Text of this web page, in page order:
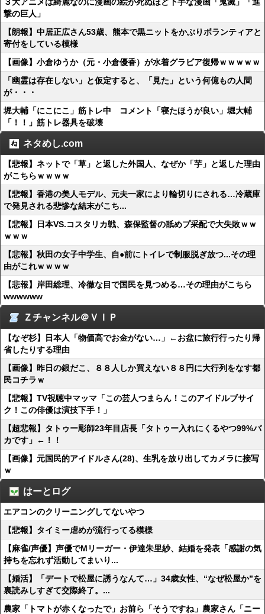
撃の巨人」
【朗報】中居正広さん53歳、熊本で黒ニットをかぶりボランティアと
寄付をしている模様
【画像】小倉ゆうか（元・小倉優香）が水着グラビア復帰ｗｗｗｗｗ
「幽霊は存在しない」と仮定すると、「見た」という何億もの人間
が・・・
堀大輔「にこにこ」筋トレ中 コメント「寝たほうが良い」堀大輔
「！！」筋トレ器具を破壊
ネタめし.com
【悲報】ネットで「草」と返した外国人、なぜか「芋」と返した理由
がこちらｗｗｗｗ
【悲報】香港の美人モデル、元夫一家により輪切りにされる…冷蔵庫
で発見される悲惨な結末がこち...
【悲報】日本VS.コスタリカ戦、森保監督の舐めプ采配で大失敗ｗｗ
ｗｗｗ
【悲報】秋田の女子中学生、自●前にトイレで制服脱ぎ放つ...その理
由がこれｗｗｗｗ
【悲報】岸田総理、冷徹な目で国民を見つめる…その理由がこちら
wwwwww
Ｚチャンネル＠ＶＩＰ
【なぞ杉】日本人「物価高でお金がない…」←お盆に旅行行ったり帰
省したりする理由
【画像】昨日の銀だこ、８８人しか買えない８８円に大行列をなす都
民コチラｗ
【悲報】TV視聴中マッマ「この芸人つまらん！このアイドルブサイ
ク！この俳優は演技下手！」
【超悲報】タトゥー彫師23年目店長「タトゥー入れにくるやつ99%バ
カです」←！！
【画像】元国民的アイドルさん(28)、生乳を放り出してカメラに接写
ｗ
はーとログ
エアコンのクリーニングしてないやつ
【悲報】タイミー虐めが流行ってる模様
【麻雀/声優】声優でMリーガー・伊達朱里紗、結婚を発表「感謝の気
持ちを忘れず活動してまいり...
【婚活】「デートで松屋に誘うなんて…」34歳女性、“なぜ松屋か”を
裏読みしすぎて交際終了。...
農家「トマトが赤くなったで」お前ら「そうですね」農家さん「ニー